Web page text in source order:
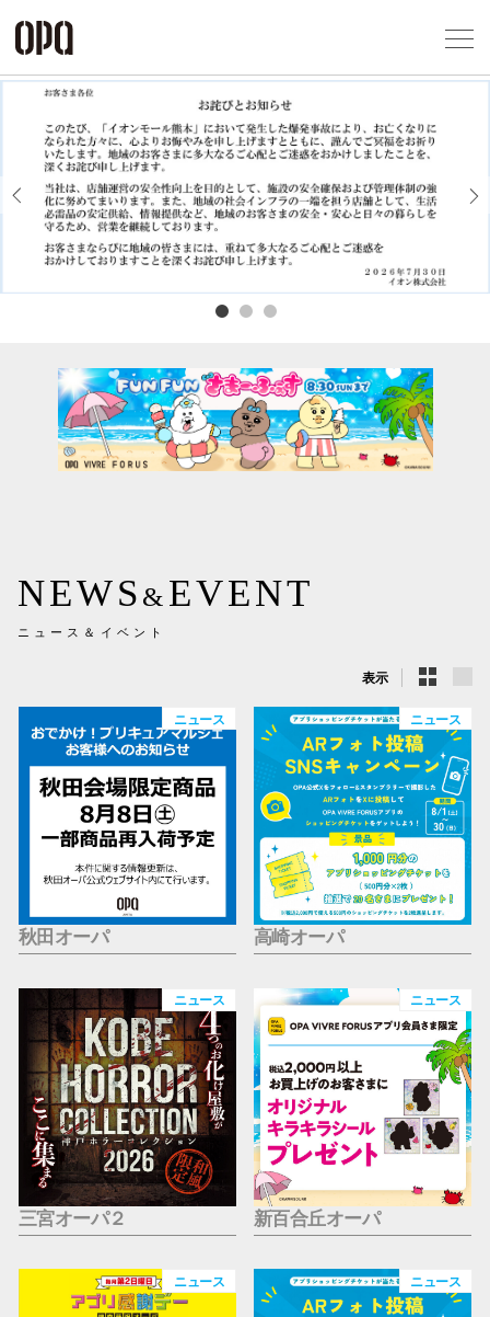
Previous
NEWS & EVENT
ニュース＆イベント
表示
ニュース
秋田オーパ
ニュース
高崎オーパ
ニュース
三宮オーパ２
ニュース
新百合丘オーパ
ニュース ニュース
企業情報
お問い合わせ
プライバシ
ソーシャル
横浜ビ